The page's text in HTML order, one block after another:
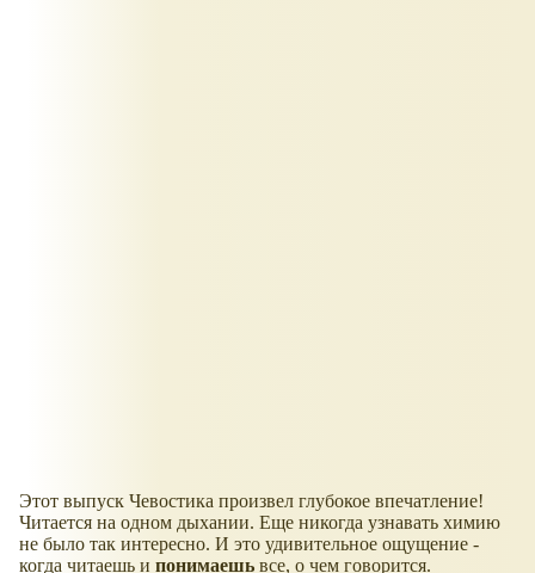
Этот выпуск Чевостика произвел глубокое впечатление!
Читается на одном дыхании. Еще никогда узнавать химию
не было так интересно. И это удивительное ощущение -
когда читаешь и понимаешь все, о чем говорится.